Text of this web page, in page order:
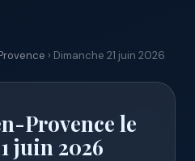
› Dimanche 21 juin 2026
Provence le
juin 2026